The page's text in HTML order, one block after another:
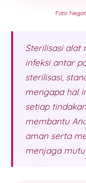
Foto:
Sterilisasi alat
infeksi antar
sterilisasi,
mengapa hal
setiap
membantu
aman serta
menjaga